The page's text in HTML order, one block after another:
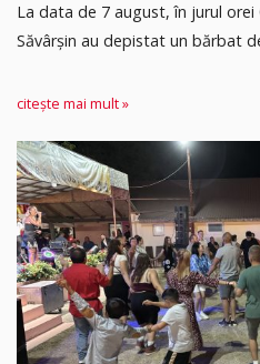
​La data de 7 august, în jurul orei
Săvârșin au depistat un bărbat
citește mai mult »